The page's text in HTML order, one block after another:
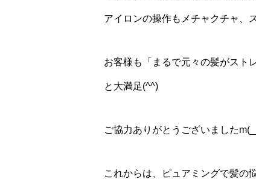
アイロンの操作もメチャクチャ、
お客様も「まるで元々の髪がスト
と大満足(^^)
ご協力ありがとうございました
これからは、ピュアミングで髪の